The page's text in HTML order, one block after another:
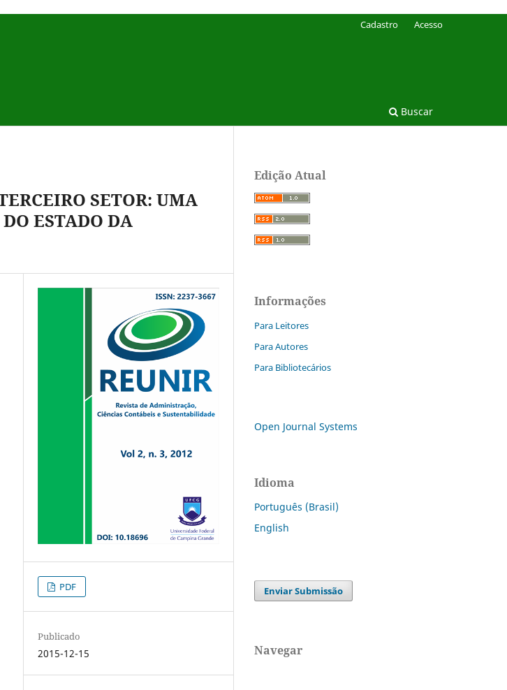
Buscar
Cadastro Acesso
SETOR: UMA
ESTADO DA
PDF
Publicado
2015-12-15
Edição Atual
Informações
Para Leitores
Para Autores
Para Bibliotecários
Open Journal Systems
Idioma
Português (Brasil)
English
Enviar Submissão
Navegar